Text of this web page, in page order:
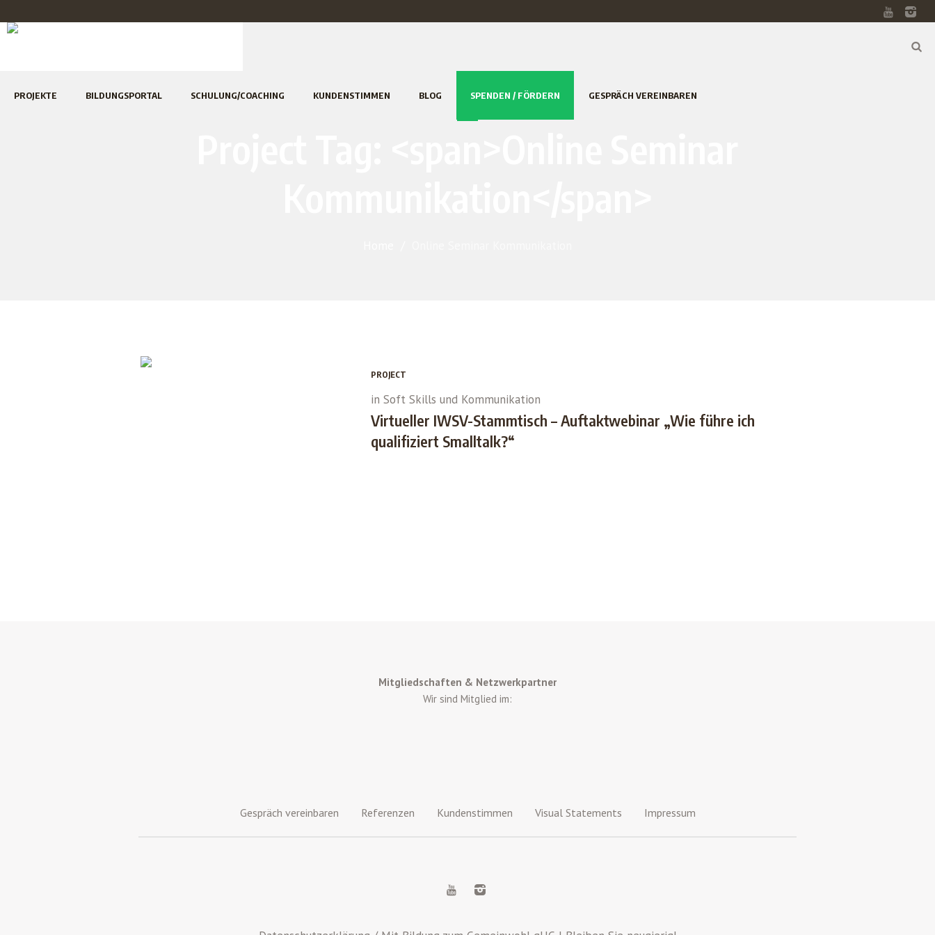
PROJEKTE BILDUNGSPORTAL SCHULUNG/COACHING KUNDENSTIMMEN BLOG SPENDEN / FÖRDERN GESPRÄCH VEREINBAREN
PROJECT
in Soft Skills und Kommunikation
Virtueller IWSV-Stammtisch – Auftaktwebinar „Wie führe ich
qualifiziert Smalltalk?“
Mitgliedschaften & Netzwerkpartner
Wir sind Mitglied im:
Gespräch vereinbaren Referenzen Kundenstimmen Visual Statements Impressum